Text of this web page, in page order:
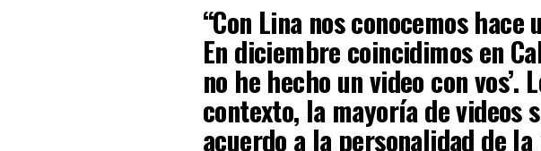
“Con Lina nos conocemos
En diciembre coincidimos en
no he hecho un video con vos’.
contexto, la mayoría de videos
acuerdo a la personalidad de